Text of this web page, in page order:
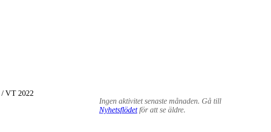
/VT 2022
Ingen aktivitet senaste månaden. Gå till
Nyhetsflödetför att se äldre.